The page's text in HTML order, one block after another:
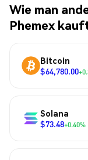
Wie man
Phemex
Bitcoin
$64,780.00
Solana
$73.48+0.40%